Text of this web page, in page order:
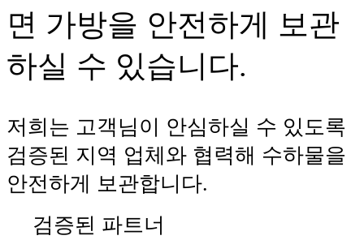
면 가방을 안전하게 보관
하실 수 있습니다.
저희는 고객님이 안심하실 수 있도록
검증된 지역 업체와 협력해 수하물을
안전하게 보관합니다.
검증된 파트너